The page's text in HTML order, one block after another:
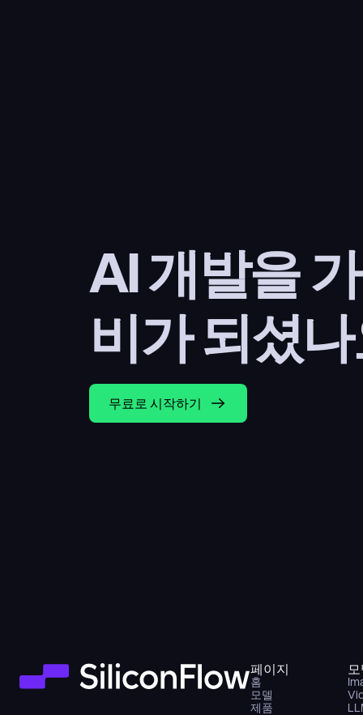
AI 개발을
비가 되셨
무료로 시작하기
페이지
홈
모델
제품